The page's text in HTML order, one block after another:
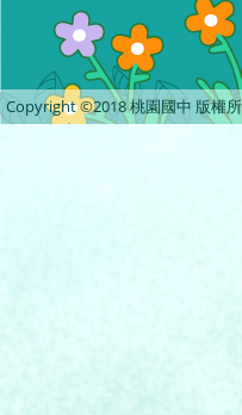
Copyright ©2018 桃園國中 版權